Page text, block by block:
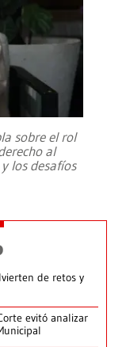
sobre el rol
al
los desafíos
de retos y
evitó analizar